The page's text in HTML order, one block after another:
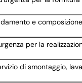
e
per la
di smontaggio,